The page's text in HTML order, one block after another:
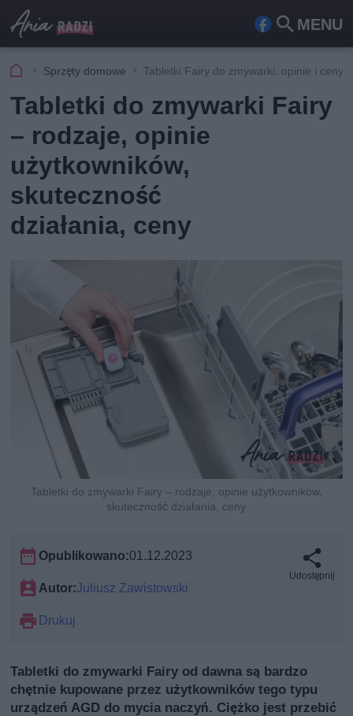
MENU
Fa
ook
Szu
kaj
Sprzęty domowe Tabletki Fairy do zmywarki: opinie i ceny
Tabletki do zmywarki Fairy
– rodzaje, opinie
użytkowników,
skuteczność
działania, ceny
Tabletki do zmywarki Fairy – rodzaje, opinie użytkowników,
skuteczność działania, ceny
Opublikowano:01.12.2023
Autor:Juliusz Zawistowski
Drukuj
Udostępnij
Tabletki do zmywarki Fairy od dawna są bardzo
chętnie kupowane przez użytkowników tego typu
urządzeń AGD do mycia naczyń. Ciężko jest przebić